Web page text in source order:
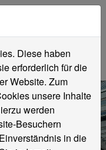
Diese haben
erforderlich für die
Website. Zum
unsere Inhalte
werden
Besuchern
in die